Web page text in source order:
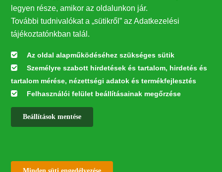
Hírlevél feliratkozás
Értesüljön elsőként legfrissebb híreinkről, eseményeinkről!
Feliratkozás
legyen része, amikor az oldalunkon jár.
További tudnivalókat a „sütikről” az Adatkezelési
tájékoztatónkban talál.
Az oldal alapműködéséhez szükséges sütik
Személyre szabott hirdetések és tartalom, hirdetés és
tartalom mérése, nézettségi adatok és termékfejlesztés
Felhasználói felület beállításainak megőrzése
Beállítások mentése